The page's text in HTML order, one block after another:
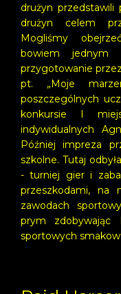
drużyn przedstawili
drużyn celem
Mogliśmy
bowiem jednym
przygotowanie
pt. „Moje
poszczególnych
konkursie I
indywidualnych
Później impreza
szkolne. Tutaj
- turniej gier i
przeszkodami,
zawodach
prym
sportowych